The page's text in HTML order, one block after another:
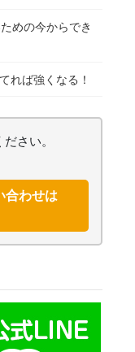
めの今からでき
れば強くなる！
さい。
合わせは